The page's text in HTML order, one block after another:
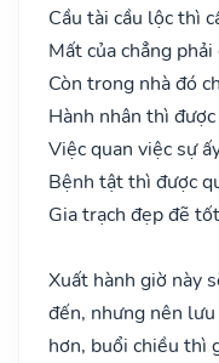
Cầu tài cầu lộc thì
Mất của chẳng
Còn trong nhà đó
Hành nhân thì
Việc quan việc sự
Bệnh tật thì được
Gia trạch đẹp đẽ
Xuất hành giờ này
đến, nhưng nên
hơn, buổi chiều thì